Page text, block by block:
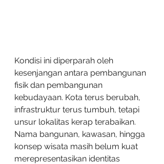
Kondisi ini diperparah oleh
kesenjangan antara pembangunan
fisik dan pembangunan
kebudayaan. Kota terus berubah,
infrastruktur terus tumbuh, tetapi
unsur lokalitas kerap terabaikan.
Nama bangunan, kawasan, hingga
konsep wisata masih belum kuat
merepresentasikan identitas